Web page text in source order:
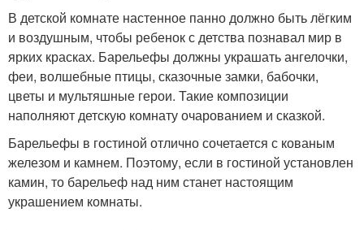
В детской комнате настенное панно должно быть лёгким
и воздушным, чтобы ребенок с детства познавал мир в
ярких красках. Барельефы должны украшать ангелочки,
феи, волшебные птицы, сказочные замки, бабочки,
цветы и мультяшные герои. Такие композиции
наполняют детскую комнату очарованием и сказкой.
Барельефы в гостиной отлично сочетается с кованым
железом и камнем. Поэтому, если в гостиной установлен
камин, то барельеф над ним станет настоящим
украшением комнаты.